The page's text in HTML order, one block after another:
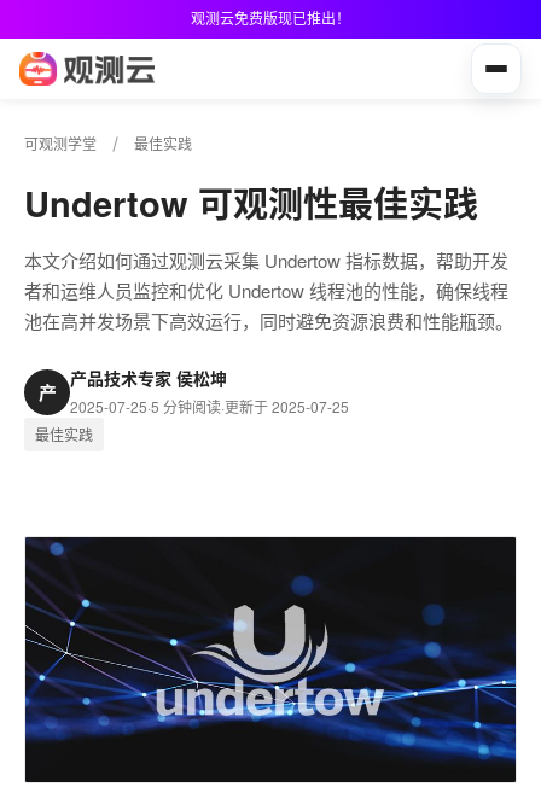
观测云免费版现已推出！
可观测学堂 最佳实践
Undertow 可观测性最佳实践
本文介绍如何通过观测云采集 Undertow 指标数据，帮助开发
者和运维人员监控和优化 Undertow 线程池的性能，确保线程
池在高并发场景下高效运行，同时避免资源浪费和性能瓶颈。
产
产品技术专家 侯松坤
2025-07-25·5 分钟阅读·更新于 2025-07-25
最佳实践